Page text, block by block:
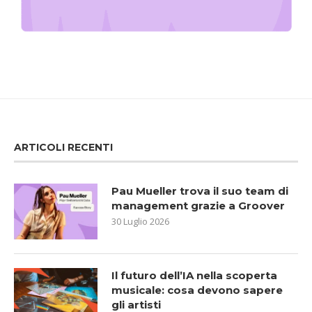
ARTICOLI RECENTI
Pau Mueller trova il suo team di
management grazie a Groover
30 Luglio 2026
Il futuro dell’IA nella scoperta
musicale: cosa devono sapere
gli artisti